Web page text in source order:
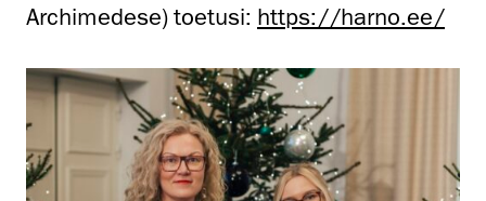
Archimedese) toetusi: https://harno.ee/